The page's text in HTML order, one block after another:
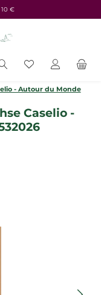
10 €
Du hast 0
- Autour du Monde
Caselio -